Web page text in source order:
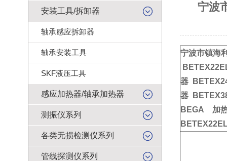
安装工具/拆卸器
轴承感应拆卸器
轴承安装工具
SKF液压工具
感应加热器/轴承加热器
测振仪系列
各类无损检测仪系列
管线探测仪系列
宁波
宁波市镇海
器
器
BEGA 加